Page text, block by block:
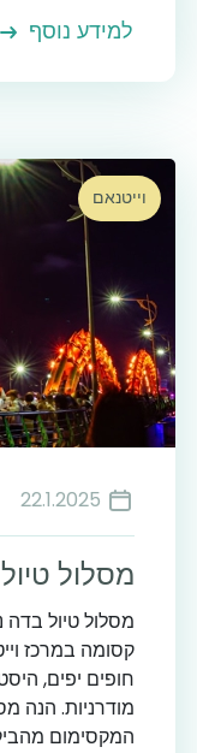
למידע נוסף
וייטנאם
22.1.2025
מסלול
מסלול טיול בדה
קסומה במרכז
חופים יפים,
מודרניות. הנה
המקסימום